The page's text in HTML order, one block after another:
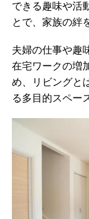
できる趣味や活
とで、家族の絆
夫婦の仕事や趣
在宅ワークの増
め、リビングと
る多目的スペー